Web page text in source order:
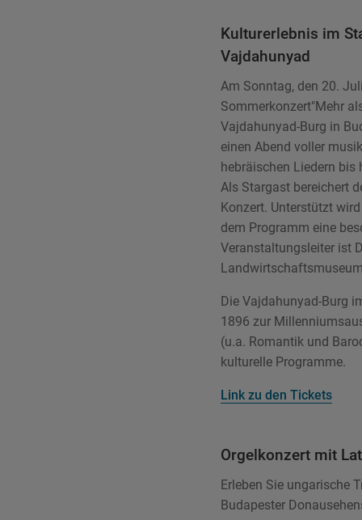
Kulturerlebnis im
Vajdahunyad
Am Sonntag, den 20.
Sommerkonzert"Mehr
Vajdahunyad-Burg in
einen Abend voller
hebräischen Liedern bis
Als Stargast bereichert
Konzert. Unterstützt
dem Programm eine
Veranstaltungsleiter ist
Die Vajdahunyad-Burg
1896 zur
(u.a. Romantik und
kulturelle Programme.
Link zu den Tickets
Orgelkonzert mit
Erleben Sie ungarische
Budapester